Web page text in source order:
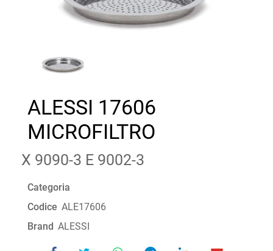
ALESSI 17606
MICROFILTRO
X 9090-3 E 9002-3
Categoria
Codice ALE17606
Brand ALESSI